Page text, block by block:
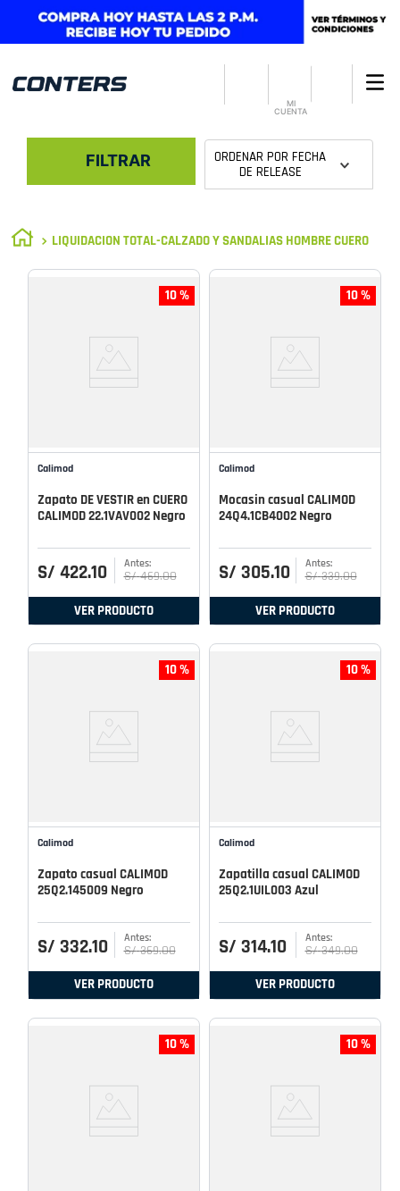
MI
CUENTA
FILTRAR ORDENAR POR FECHA
DE RELEASE
LIQUIDACION TOTAL-CALZADO Y SANDALIAS HOMBRE CUERO
10 %
Calimod
Zapato DE VESTIR en CUERO
CALIMOD 22.1VAV002 Negro
S/ 422.10 S/ 469.00
VER PRODUCTO
10 %
Calimod
Mocasin casual CALIMOD
24Q4.1CB4002 Negro
S/ 305.10 S/ 339.00
VER PRODUCTO
10 %
Calimod
Zapato casual CALIMOD
25Q2.145009 Negro
S/ 332.10 S/ 369.00
VER PRODUCTO
10 %
Calimod
Zapatilla casual CALIMOD
25Q2.1UIL003 Azul
S/ 314.10 S/ 349.00
VER PRODUCTO
10 % 10 %